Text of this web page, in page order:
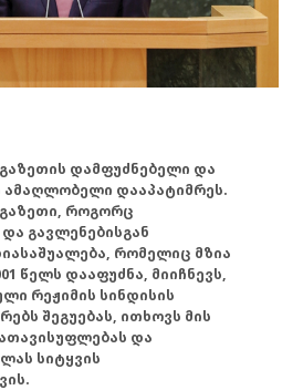
დამფუძნებელი და
ამაღლობელი დააპატიმრეს.
როგორც
გავლენებისგან
რომელიც მზია
წელს დააფუძნა, მიიჩნევს,
რეჟიმის სინდისის
შეგუებას, ითხოვს მის
და
სიტყვის